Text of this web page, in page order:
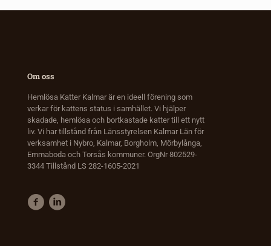
Om oss
Hemlösa Katter Kalmar är en ideell förening som
verkar för kattens status i samhället. Vi hjälper
skadade, hemlösa och bortkastade katter till ett nytt
liv. Vi har tillstånd från Länsstyrelsen Kalmar Län för
verksamhet i Nybro, Kalmar, Borgholm, Mörbylånga,
Emmaboda och Torsås kommuner. OrgNr 802529-
3344 Tillstånd LS 282-1605-2021